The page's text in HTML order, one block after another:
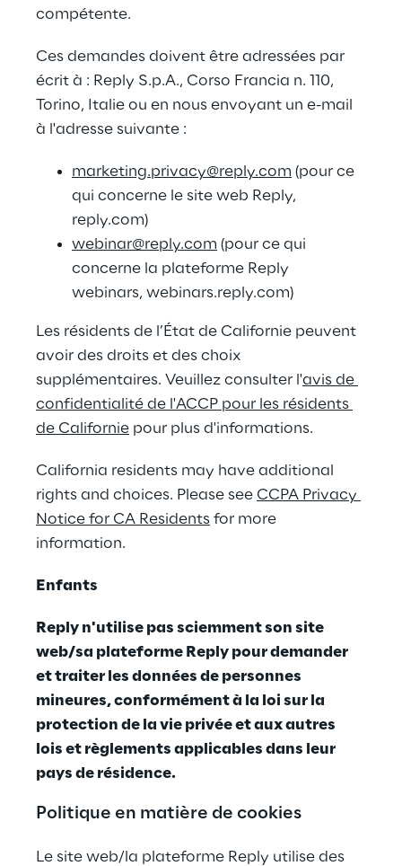
compétente.
Ces demandes doivent être adressées par
écrit à : Reply S.p.A., Corso Francia n. 110,
Torino, Italie ou en nous envoyant un e-mail
à l'adresse suivante :
marketing.privacy@reply.com (pour ce
qui concerne le site web Reply,
reply.com)
webinar@reply.com (pour ce qui
concerne la plateforme Reply
webinars, webinars.reply.com)
Les résidents de l’État de Californie peuvent
avoir des droits et des choix
supplémentaires. Veuillez consulter l'avis de
confidentialité de l'ACCP pour les résidents
de Californie pour plus d'informations.
California residents may have additional
rights and choices. Please see CCPA Privacy
Notice for CA Residents for more
information.
Enfants
Reply n'utilise pas sciemment son site
web/sa plateforme Reply pour demander
et traiter les données de personnes
mineures, conformément à la loi sur la
protection de la vie privée et aux autres
lois et règlements applicables dans leur
pays de résidence.
Politique en matière de cookies
Le site web/la plateforme Reply utilise des